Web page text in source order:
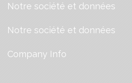
Notre société et données
Notre société et données
Company Info